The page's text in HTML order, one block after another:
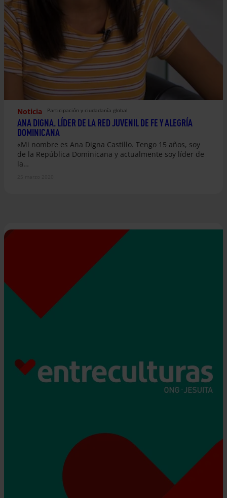
Noticia Participación y ciudadanía global
ANA DIGNA. LÍDER DE LA RED JUVENIL DE FE Y ALEGRÍA
DOMINICANA
«Mi nombre es Ana Digna Castillo. Tengo 15 años, soy
de la República Dominicana y actualmente soy líder de
la…